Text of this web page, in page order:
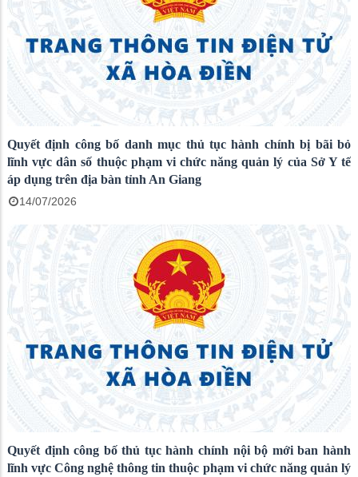
Quyết định công bố danh mục thủ tục hành chính bị bãi bỏ
lĩnh vực dân số thuộc phạm vi chức năng quản lý của Sở Y tế
áp dụng trên địa bàn tỉnh An Giang
14/07/2026
Quyết định công bố thủ tục hành chính nội bộ mới ban hành
lĩnh vực Công nghệ thông tin thuộc phạm vi chức năng quản lý